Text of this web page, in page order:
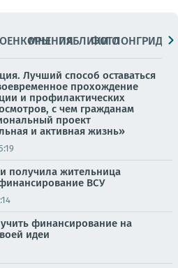
МНЕНИЯПАБЛИКИ
ФОТОЛОНГРИДЫ
Лучший способ оставаться
прохождение
и профилактических
с чем гражданам
проект
и активная жизнь»
получила жительница
ВСУ
финансирование на
идеи